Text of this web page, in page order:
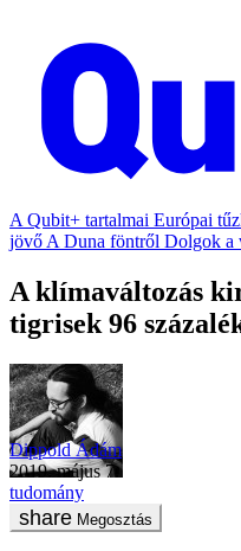
A Qubit+ tartalmai Európai
jövő A Duna föntről Dolgok a
A klímaváltozás
tigrisek 96
Dippold Ádám
2019. május 7.
tudomány
Megosztás